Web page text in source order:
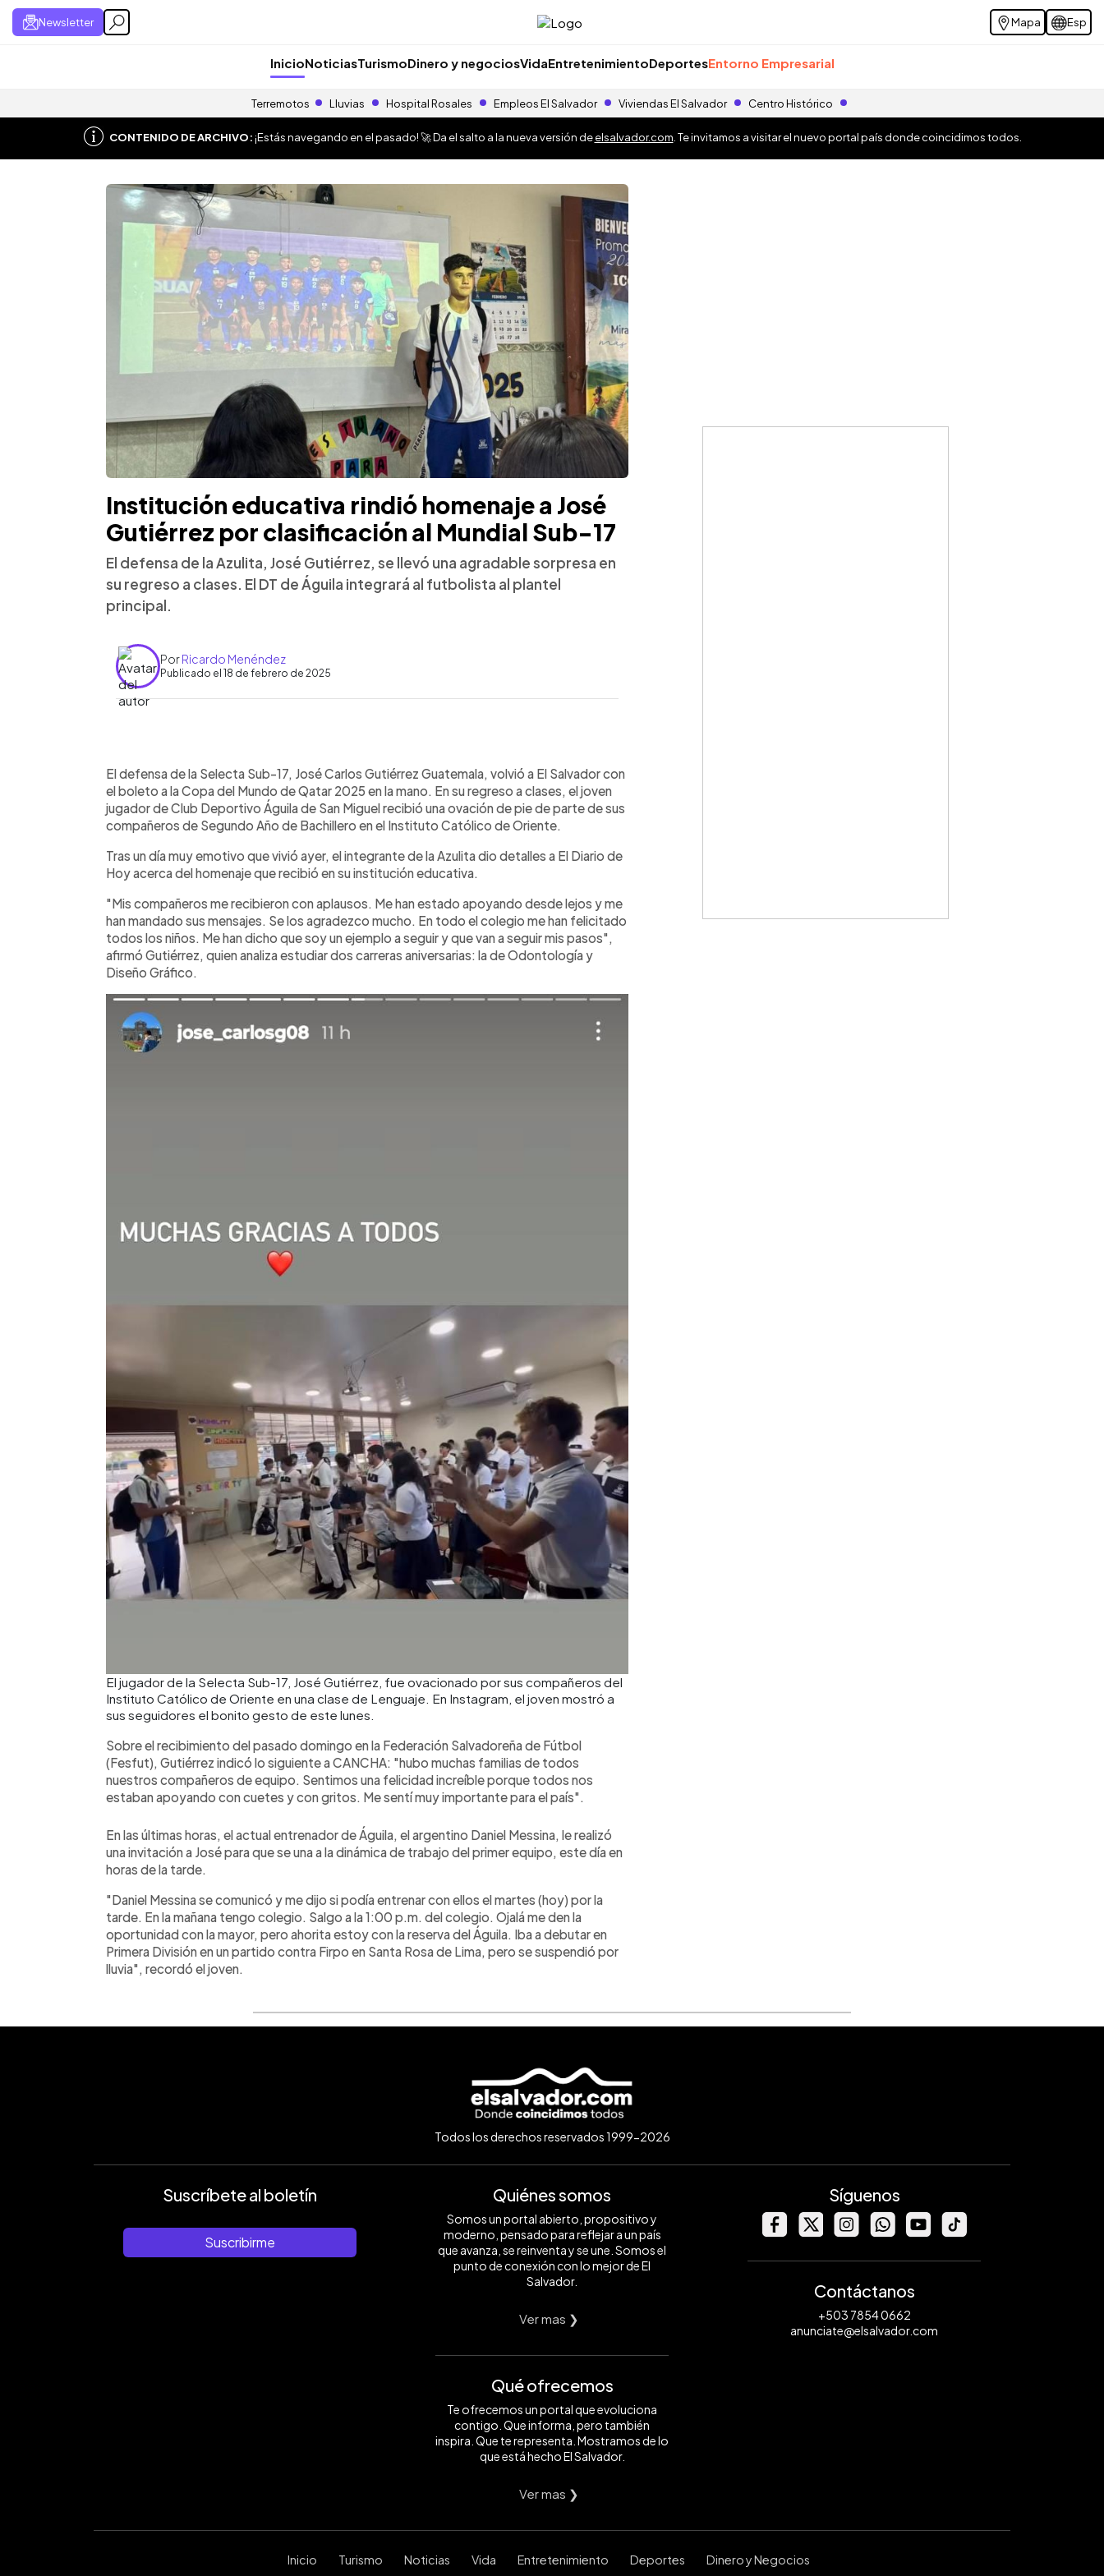
Newsletter Mapa Esp
InicioNoticiasTurismoDinero y negociosVidaEntretenimientoDeportesEntorno Empresarial
Terremotos Lluvias Hospital Rosales Empleos El Salvador Viviendas El Salvador Centro Histórico
CONTENIDO DE ARCHIVO:¡Estás navegando en el pasado! 🚀 Da el salto a la nueva versión deelsalvador.com . Te invitamos a visitar el nuevo portal país donde coincidimos todos.
Institución educativa rindió homenaje a José
Gutiérrez por clasificación al Mundial Sub-17
El defensa de la Azulita, José Gutiérrez, se llevó una agradable sorpresa en
su regreso a clases. El DT de Águila integrará al futbolista al plantel
principal.
PorRicardo Menéndez
Publicado el 18 de febrero de 2025
Escuchar artículo
El defensa de la Selecta Sub-17, José Carlos Gutiérrez Guatemala, volvió a El Salvador con
el boleto a la Copa del Mundo de Qatar 2025 en la mano. En su regreso a clases, el joven
jugador de Club Deportivo Águila de San Miguel recibió una ovación de pie de parte de sus
compañeros de Segundo Año de Bachillero en el Instituto Católico de Oriente.
Tras un día muy emotivo que vivió ayer, el integrante de la Azulita dio detalles a El Diario de
Hoy acerca del homenaje que recibió en su institución educativa.
"Mis compañeros me recibieron con aplausos. Me han estado apoyando desde lejos y me
han mandado sus mensajes. Se los agradezco mucho. En todo el colegio me han felicitado
todos los niños. Me han dicho que soy un ejemplo a seguir y que van a seguir mis pasos",
afirmó Gutiérrez, quien analiza estudiar dos carreras aniversarias: la de Odontología y
Diseño Gráfico.
El jugador de la Selecta Sub-17, José Gutiérrez, fue ovacionado por sus compañeros del
Instituto Católico de Oriente en una clase de Lenguaje. En Instagram, el joven mostró a
sus seguidores el bonito gesto de este lunes.
Sobre el recibimiento del pasado domingo en la Federación Salvadoreña de Fútbol
(Fesfut), Gutiérrez indicó lo siguiente a CANCHA: "hubo muchas familias de todos
nuestros compañeros de equipo. Sentimos una felicidad increíble porque todos nos
estaban apoyando con cuetes y con gritos. Me sentí muy importante para el país".
En las últimas horas, el actual entrenador de Águila, el argentino Daniel Messina, le realizó
una invitación a José para que se una a la dinámica de trabajo del primer equipo, este día en
horas de la tarde.
"Daniel Messina se comunicó y me dijo si podía entrenar con ellos el martes (hoy) por la
tarde. En la mañana tengo colegio. Salgo a la 1:00 p.m. del colegio. Ojalá me den la
oportunidad con la mayor, pero ahorita estoy con la reserva del Águila. Iba a debutar en
Primera División en un partido contra Firpo en Santa Rosa de Lima, pero se suspendió por
lluvia", recordó el joven.
Todos los derechos reservados 1999-2026
Suscríbete al boletín
Suscribirme
Quiénes somos
Somos un portal abierto, propositivo y
moderno, pensado para reflejar a un país
que avanza, se reinventa y se une. Somos el
punto de conexión con lo mejor de El
Salvador.
Ver mas ❯
Qué ofrecemos
Te ofrecemos un portal que evoluciona
contigo. Que informa, pero también
inspira. Que te representa. Mostramos de lo
que está hecho El Salvador.
Ver mas ❯
Síguenos
Contáctanos
+503 7854 0662
anunciate@elsalvador.com
Inicio Turismo Noticias Vida Entretenimiento Deportes Dinero y Negocios